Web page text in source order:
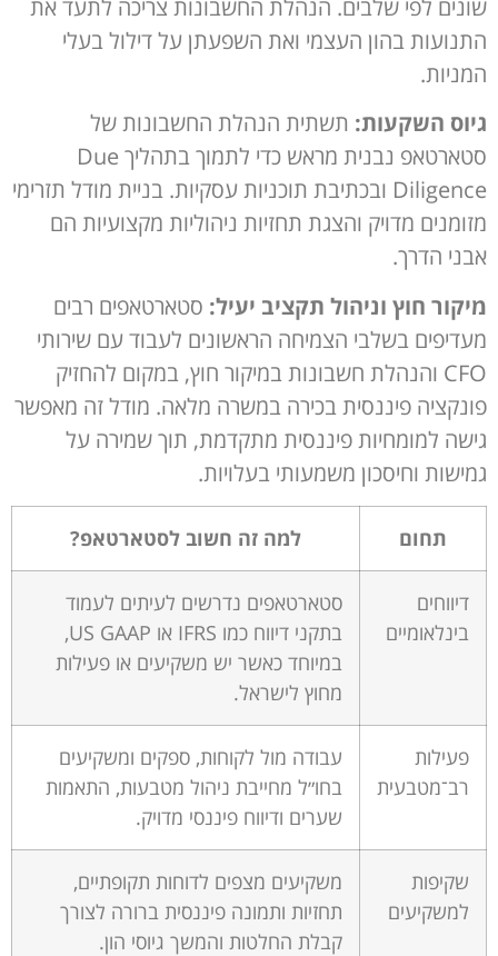
שונים לפי שלבים. הנהלת החשבונות צריכה לתעד את
התנועות בהון העצמי ואת השפעתן על דילול בעלי
המניות.
גיוס השקעות: תשתית הנהלת החשבונות של
סטארטאפ נבנית מראש כדי לתמוך בתהליך Due
Diligence ובכתיבת תוכניות עסקיות. בניית מודל תזרימי
מזומנים מדויק והצגת תחזיות ניהוליות מקצועיות הם
אבני הדרך.
מיקור חוץ וניהול תקציב יעיל: סטארטאפים רבים
מעדיפים בשלבי הצמיחה הראשונים לעבוד עם שירותי
CFO והנהלת חשבונות במיקור חוץ, במקום להחזיק
פונקציה פיננסית בכירה במשרה מלאה. מודל זה מאפשר
גישה למומחיות פיננסית מתקדמת, תוך שמירה על
גמישות וחיסכון משמעותי בעלויות.
תחום למה זה חשוב לסטארטאפ?
דיווחים
בינלאומיים
סטארטאפים נדרשים לעיתים לעמוד
בתקני דיווח כמו IFRS או US GAAP,
במיוחד כאשר יש משקיעים או פעילות
מחוץ לישראל.
פעילות
רב־מטבעית
עבודה מול לקוחות, ספקים ומשקיעים
בחו״ל מחייבת ניהול מטבעות, התאמות
שערים ודיווח פיננסי מדויק.
שקיפות
למשקיעים
משקיעים מצפים לדוחות תקופתיים,
תחזיות ותמונה פיננסית ברורה לצורך
קבלת החלטות והמשך גיוסי הון.